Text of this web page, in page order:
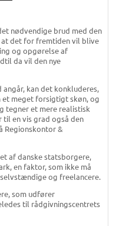
nødvendige brud med den
det for fremtiden vil blive
og opgørelse af
da vil den nye
kan det konkluderes,
meget forsigtigt skøn, og
tegner et mere realistisk
en vis grad også den
Regionskontor &
af danske statsborgere,
en faktor, som ikke må
og freelancere.
som udfører
til rådgivningscentrets